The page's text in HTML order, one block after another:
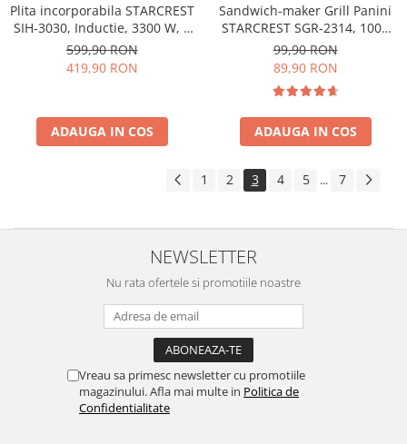
Plita incorporabila STARCREST
SIH-3030, Inductie, 3300 W, 2
zone de gatit, 9 trepte de
putere, Touch control, Timer,
Sticla Neagra
599,90 RON
419,90 RON
ADAUGA IN COS
Sandwich-maker Grill Panini
STARCREST SGR-2314, 1000
W, Placi nonaderente,
Deschidere 180°, Suprafata
de gatire 23 x 14 cm, Negru
99,90 RON
89,90 RON
ADAUGA IN COS
1 2 3 4 5 ... 7
NEWSLETTER
Nu rata ofertele si promotiile noastre
Vreau sa primesc newsletter cu promotiile
magazinului. Afla mai multe in Politica de
Confidentialitate